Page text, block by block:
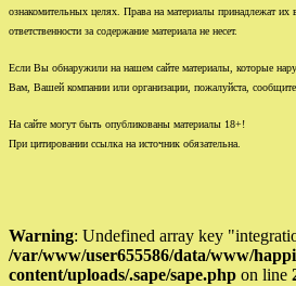
ознакомительных целях. Права на материалы принадлежат их
ответственности за содержание материала не несет.
Если Вы обнаружили на нашем сайте материалы, которые
Вам, Вашей компании или организации, пожалуйста,
На сайте могут быть опубликованы материалы 18+!
При цитировании ссылка на источник обязательна.
Warning: Undefined array key
/var/www/user655586/data/www/
content/uploads/.sape/sape.php on line